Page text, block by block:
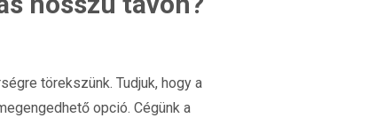
törekszünk. Tudjuk, hogy a
opció. Cégünk a